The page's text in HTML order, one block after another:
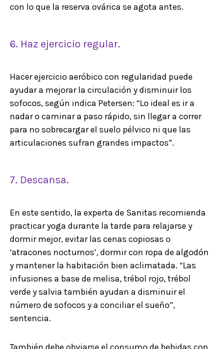
con lo que la reserva ovárica se agota antes.
6. Haz ejercicio regular.
Hacer ejercicio aeróbico con regularidad puede
ayudar a mejorar la circulación y disminuir los
sofocos, según indica Petersen: “Lo ideal es ir a
nadar o caminar a paso rápido, sin llegar a correr
para no sobrecargar el suelo pélvico ni que las
articulaciones sufran grandes impactos”.
7. Descansa.
En este sentido, la experta de Sanitas recomienda
practicar yoga durante la tarde para relajarse y
dormir mejor, evitar las cenas copiosas o
‘atracones nocturnos’, dormir con ropa de algodón
y mantener la habitación bien aclimatada. “Las
infusiones a base de melisa, trébol rojo, trébol
verde y salvia también ayudan a disminuir el
número de sofocos y a conciliar el sueño”,
sentencia.